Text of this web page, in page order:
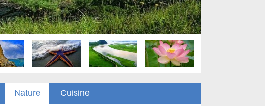
Nature Cuisine